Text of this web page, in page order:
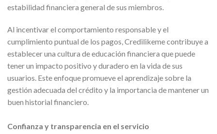
estabilidad financiera general de sus miembros.
Al incentivar el comportamiento responsable y el
cumplimiento puntual de los pagos, Credilikeme contribuye a
establecer una cultura de educación financiera que puede
tener un impacto positivo y duradero en la vida de sus
usuarios. Este enfoque promueve el aprendizaje sobre la
gestión adecuada del crédito y la importancia de mantener un
buen historial financiero.
Confianza y transparencia en el servicio